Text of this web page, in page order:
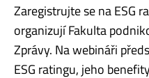
Zaregistrujte se na ESG
organizují Fakulta
Zprávy. Na webináři
ESG ratingu, jeho